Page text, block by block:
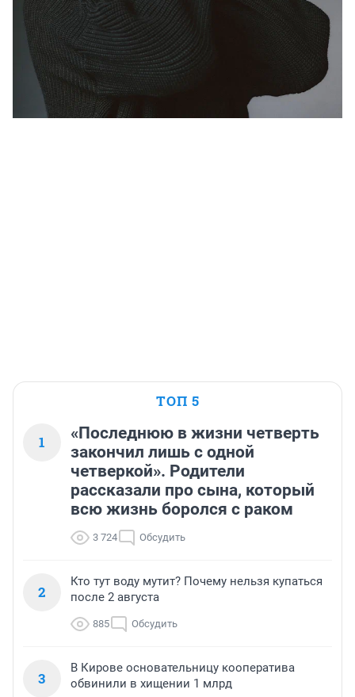
ТОП 5
1
«Последнюю в жизни четверть
закончил лишь с одной
четверкой». Родители
рассказали про сына, который
всю жизнь боролся с раком
3 724 Обсудить
2
Кто тут воду мутит? Почему нельзя купаться
после 2 августа
885 Обсудить
3
В Кирове основательницу кооператива
обвинили в хищении 1 млрд